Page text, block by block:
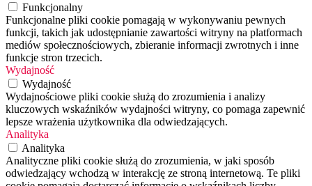
Funkcjonalny
Funkcjonalne pliki cookie pomagają w wykonywaniu pewnych
funkcji, takich jak udostępnianie zawartości witryny na platformach
mediów społecznościowych, zbieranie informacji zwrotnych i inne
funkcje stron trzecich.
Wydajność
Wydajność
Wydajnościowe pliki cookie służą do zrozumienia i analizy
kluczowych wskaźników wydajności witryny, co pomaga zapewnić
lepsze wrażenia użytkownika dla odwiedzających.
Analityka
Analityka
Analityczne pliki cookie służą do zrozumienia, w jaki sposób
odwiedzający wchodzą w interakcję ze stroną internetową. Te pliki